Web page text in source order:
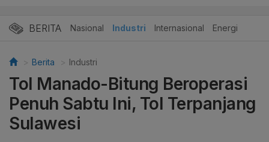
BERITA Nasional Industri Internasional Energi
Berita Industri
Tol Manado-Bitung Beroperasi
Penuh Sabtu Ini, Tol Terpanjang
Sulawesi